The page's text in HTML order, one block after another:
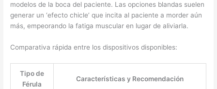
modelos de la boca del paciente. Las opciones blandas suelen
generar un ‘efecto chicle’ que incita al paciente a morder aún
más, empeorando la fatiga muscular en lugar de aliviarla.
Comparativa rápida entre los dispositivos disponibles:
Tipo de
Férula
Características y Recomendación